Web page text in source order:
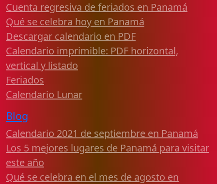
Cuenta regresiva de feriados en Panamá
Qué se celebra hoy en Panamá
Descargar calendario en PDF
Calendario imprimible: PDF horizontal,
vertical y listado
Feriados
Calendario Lunar
Blog
Calendario 2021 de septiembre en Panamá
Los 5 mejores lugares de Panamá para visitar
este año
Qué se celebra en el mes de agosto en